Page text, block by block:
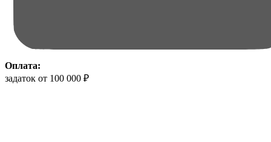
Оплата:
задаток от 100 000 ₽